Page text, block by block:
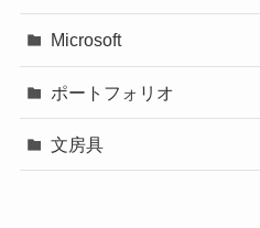
Microsoft
ポートフォリオ
文房具